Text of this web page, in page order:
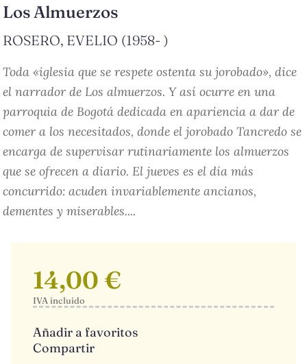
Los Almuerzos
ROSERO, EVELIO (1958- )
Toda «iglesia que se respete ostenta su jorobado», dice
el narrador de Los almuerzos. Y así ocurre en una
parroquia de Bogotá dedicada en apariencia a dar de
comer a los necesitados, donde el jorobado Tancredo se
encarga de supervisar rutinariamente los almuerzos
que se ofrecen a diario. El jueves es el día más
concurrido: acuden invariablemente ancianos,
dementes y miserables....
14,00 €
IVA incluido
Añadir a favoritos
Compartir